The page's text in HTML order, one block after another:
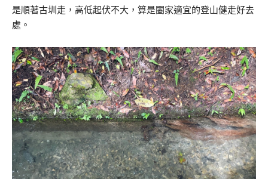
是順著古圳走，高低起伏不大，算是闔家適宜的登山健走好去
處。